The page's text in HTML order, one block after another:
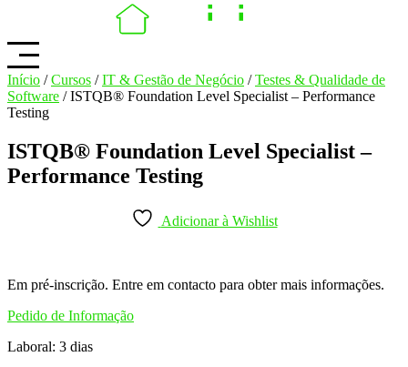
Início /Cursos /IT & Gestão de Negócio /Testes & Qualidade de
Software / ISTQB® Foundation Level Specialist – Performance
Testing
ISTQB® Foundation Level Specialist –
Performance Testing
Adicionar à Wishlist
Em pré-inscrição. Entre em contacto para obter mais informações.
Pedido de Informação
Laboral: 3 dias